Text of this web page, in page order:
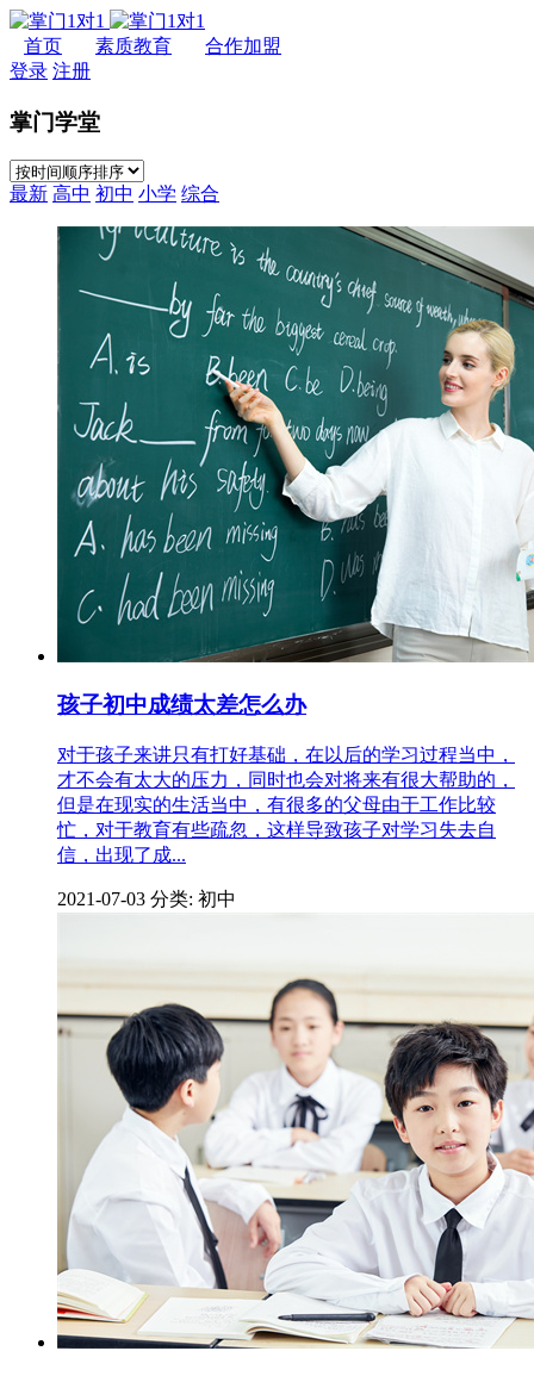
首页 素质教育
合作加盟
登录 注册
掌门学堂
最新 高中 初中 小学 综合
孩子初中成绩太差怎么办
对于孩子来讲只有打好基础，在以后的学习过程当中，
才不会有太大的压力，同时也会对将来有很大帮助的，
但是在现实的生活当中，有很多的父母由于工作比较
忙，对于教育有些疏忽，这样导致孩子对学习失去自
信，出现了成...
2021-07-03 分类: 初中